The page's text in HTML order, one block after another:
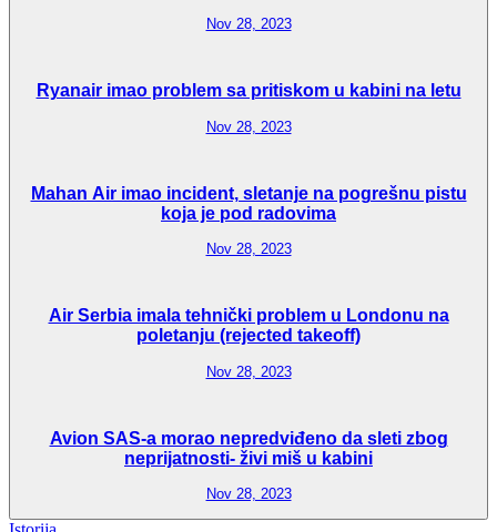
Nov 28, 2023
Ryanair imao problem sa pritiskom u kabini na letu
Nov 28, 2023
Mahan Air imao incident, sletanje na pogrešnu pistu
koja je pod radovima
Nov 28, 2023
Air Serbia imala tehnički problem u Londonu na
poletanju (rejected takeoff)
Nov 28, 2023
Avion SAS-a morao nepredviđeno da sleti zbog
neprijatnosti- živi miš u kabini
Nov 28, 2023